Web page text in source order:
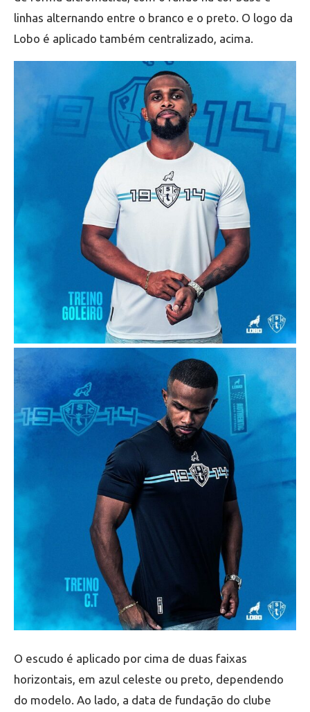
linhas alternando entre o branco e o preto. O logo da
Lobo é aplicado também centralizado, acima.
O escudo é aplicado por cima de duas faixas
horizontais, em azul celeste ou preto, dependendo
do modelo. Ao lado, a data de fundação do clube